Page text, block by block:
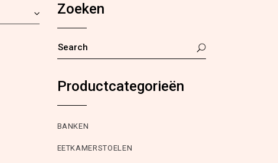
Sta-op fauteuils
Zoeken
FOR:
Productcategorieën
BANKEN
EETKAMERSTOELEN